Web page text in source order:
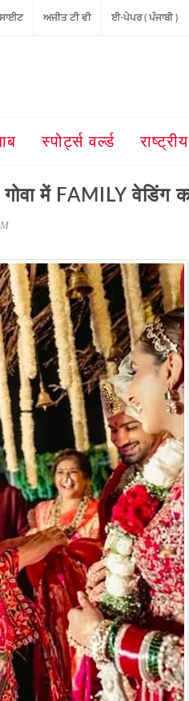
ਅਜੀਤ ਟੀ ਵੀ ਈ-ਪੇਪਰ ( ਪੰਜਾਬੀ )
स्पोर्ट्स वर्ल्ड राष्ट्रीय
में FAMILY वेडिंग